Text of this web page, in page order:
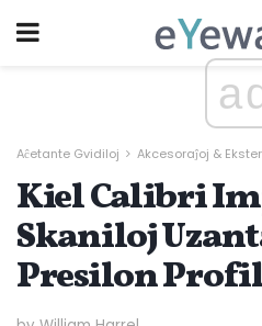
Aĉetante Gvidiloj Akcesoraĵoj &
Kiel Calibri
Skaniloj
Presilon